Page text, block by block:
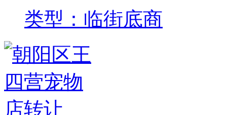
类型：临街底商